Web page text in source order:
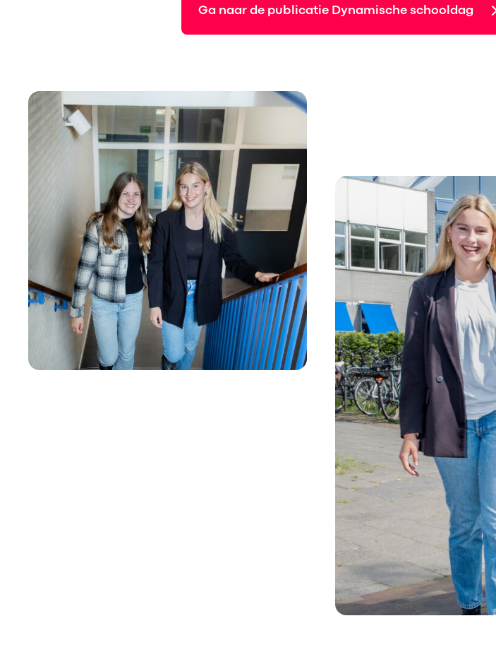
Ga naar de publicatie Dynamische schooldag